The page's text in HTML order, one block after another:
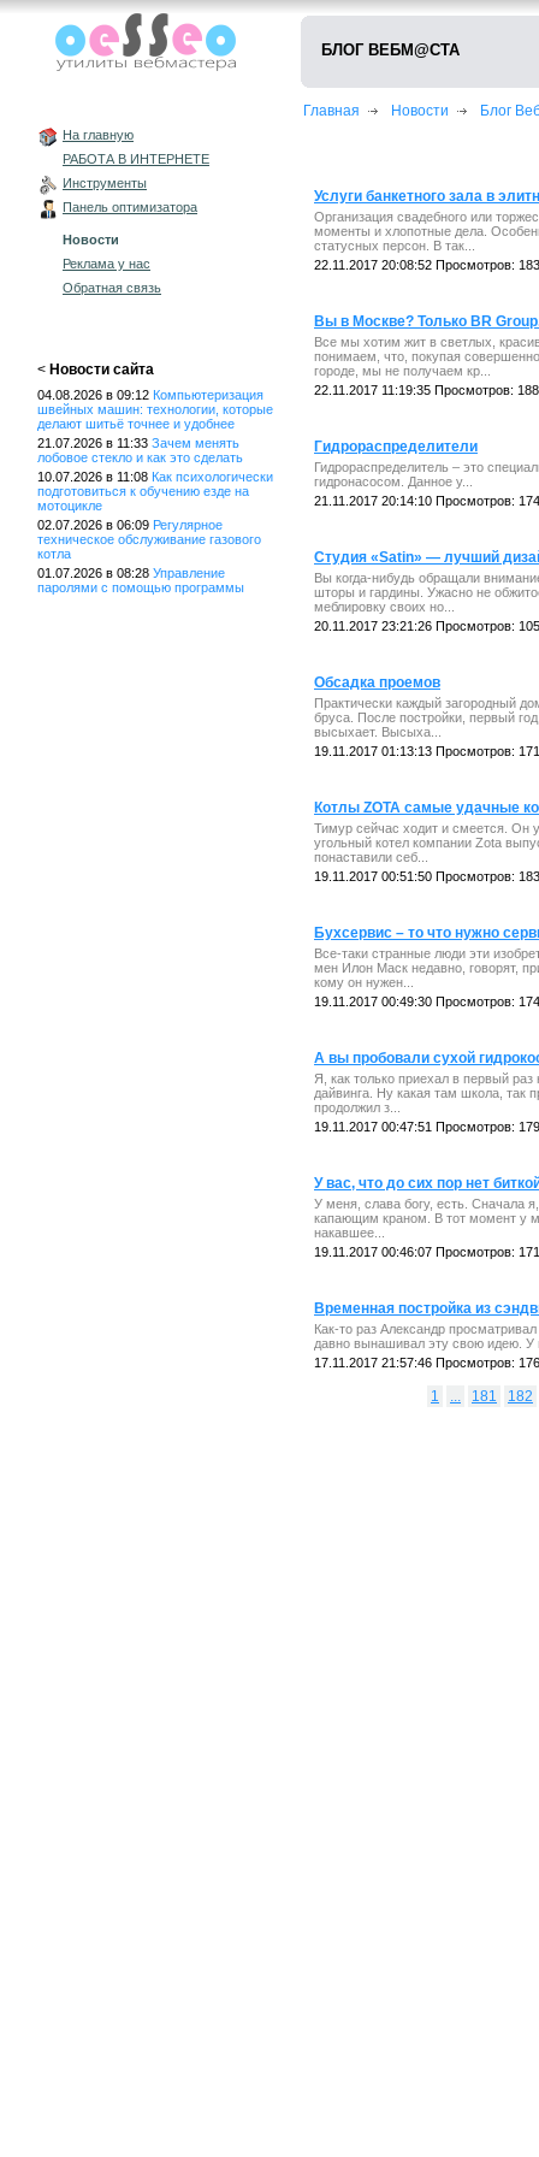
На главную
РАБОТА В ИНТЕРНЕТЕ
Инструменты
Панель оптимизатора
Новости
Реклама у нас
Обратная связь
< Новости сайта
04.08.2026 в 09:12 Компьютеризация
швейных машин: технологии, которые
делают шитьё точнее и удобнее
21.07.2026 в 11:33 Зачем менять
лобовое стекло и как это сделать
10.07.2026 в 11:08 Как психологически
подготовиться к обучению езде на
мотоцикле
02.07.2026 в 06:09 Регулярное
техническое обслуживание газового
котла
01.07.2026 в 08:28 Управление
паролями с помощью программы
БЛОГ ВЕБМ@СТА
Главная Новости Блог
Услуги банкетного зала в
Организация свадебного или
моменты и хлопотные дела.
статусных персон. В так...
22.11.2017 20:08:52 Просмотров:
Вы в Москве? Только BR
Все мы хотим жит в светлых,
понимаем, что, покупая
городе, мы не получаем кр...
22.11.2017 11:19:35 Просмотров:
Гидрораспределители
Гидрораспределитель – это
гидронасосом. Данное у...
21.11.2017 20:14:10 Просмотров:
Студия «Satin» — лучший
Вы когда-нибудь обращали
шторы и гардины. Ужасно не
меблировку своих но...
20.11.2017 23:21:26 Просмотров:
Обсадка проемов
Практически каждый загородный
бруса. После постройки, первый
высыхает. Высыха...
19.11.2017 01:13:13 Просмотров:
Котлы ZOTA самые удачные
Тимур сейчас ходит и смеется. Он
угольный котел компании Zota
понаставили себ...
19.11.2017 00:51:50 Просмотров:
Бухсервис – то что нужно
Все-таки странные люди эти
мен Илон Маск недавно, говорят,
кому он нужен...
19.11.2017 00:49:30 Просмотров:
А вы пробовали сухой
Я, как только приехал в первый
дайвинга. Ну какая там школа, так
продолжил з...
19.11.2017 00:47:51 Просмотров:
У вас, что до сих пор нет
У меня, слава богу, есть. Сначала
капающим краном. В тот момент у
накавшее...
19.11.2017 00:46:07 Просмотров:
Временная постройка из
Как-то раз Александр
давно вынашивал эту свою идею. У
17.11.2017 21:57:46 Просмотров:
1 181 182